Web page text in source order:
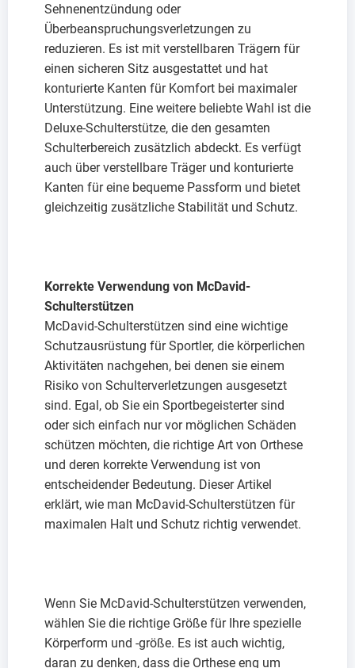
Sehnenentzündung oder
Überbeanspruchungsverletzungen zu
reduzieren. Es ist mit verstellbaren Trägern für
einen sicheren Sitz ausgestattet und hat
konturierte Kanten für Komfort bei maximaler
Unterstützung. Eine weitere beliebte Wahl ist die
Deluxe-Schulterstütze, die den gesamten
Schulterbereich zusätzlich abdeckt. Es verfügt
auch über verstellbare Träger und konturierte
Kanten für eine bequeme Passform und bietet
gleichzeitig zusätzliche Stabilität und Schutz.
Korrekte Verwendung von McDavid-
Schulterstützen
McDavid-Schulterstützen sind eine wichtige
Schutzausrüstung für Sportler, die körperlichen
Aktivitäten nachgehen, bei denen sie einem
Risiko von Schulterverletzungen ausgesetzt
sind. Egal, ob Sie ein Sportbegeisterter sind
oder sich einfach nur vor möglichen Schäden
schützen möchten, die richtige Art von Orthese
und deren korrekte Verwendung ist von
entscheidender Bedeutung. Dieser Artikel
erklärt, wie man McDavid-Schulterstützen für
maximalen Halt und Schutz richtig verwendet.
Wenn Sie McDavid-Schulterstützen verwenden,
wählen Sie die richtige Größe für Ihre spezielle
Körperform und -größe. Es ist auch wichtig,
daran zu denken, dass die Orthese eng um